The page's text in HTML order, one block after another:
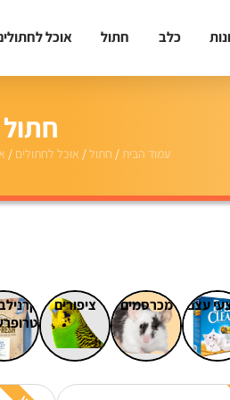
כלב חתול אוכל
חתול
עמוד הבית/ חתול/ אוכל לחתולים /
עצם מכרסמים ציפורים